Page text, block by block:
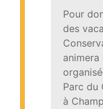
Pour
des
Parc du
à